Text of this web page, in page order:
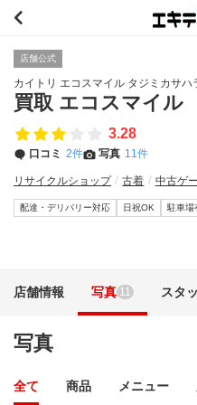
店舗公式
カイトリ エコスマイル タジミカサハ
買取 エコスマイ
3.28
口コミ 2件 写真 11件
リサイクルショップ 古着 中古ゲ
配達・デリバリー対応 日祝OK 駐車場
店舗情報 写真 11 スタ
写真
全て 商品 メニュー